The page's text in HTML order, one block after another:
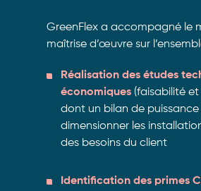
GreenFlex a accompagné le
maîtrise d’œuvre sur
Réalisation des études
économiques(faisabilité
dont un bilan de
dimensionner les
des besoins du client
Identification des primes